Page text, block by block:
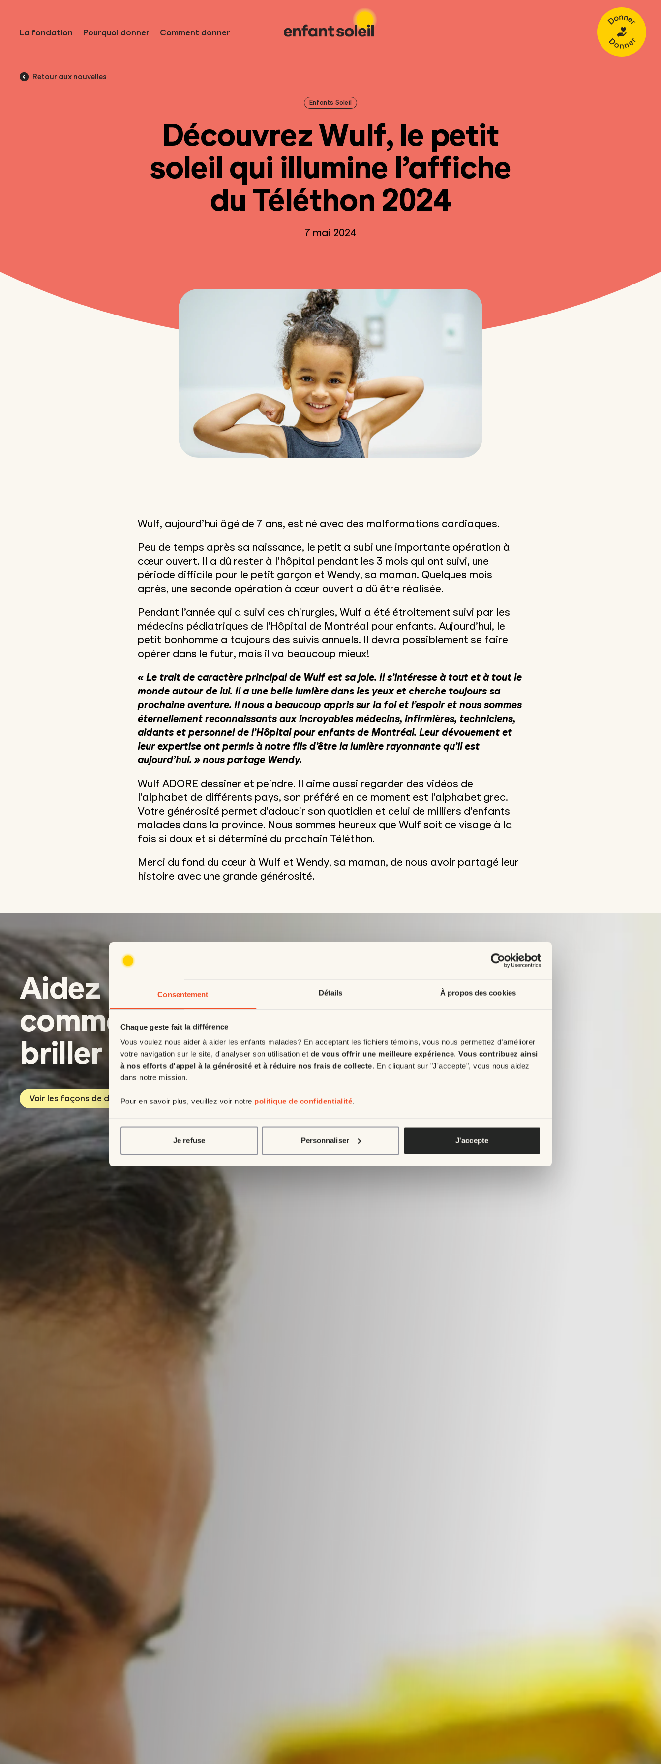
Consentement Détails À propos des cookies
Chaque geste fait la différence
Vous voulez nous aider à aider les enfants malades? En acceptant les fichiers témoins, vous nous permettez d'améliorer
votre navigation sur le site, d'analyser son utilisation et de vous offrir une meilleure expérience. Vous contribuez ainsi
à nos efforts d'appel à la générosité et à réduire nos frais de collecte. En cliquant sur "J'accepte", vous nous aidez
dans notre mission.
Pour en savoir plus, veuillez voir notre politique de confidentialité.
Je refuse Personnaliser J'accepte
La fondation Pourquoi donner Comment donner Donner
Retour aux nouvelles
Enfants Soleil
Découvrez Wulf, le petit
soleil qui illumine l’affiche
du Téléthon 2024
7 mai 2024
Wulf, aujourd’hui âgé de 7 ans, est né avec des malformations cardiaques.
Peu de temps après sa naissance, le petit a subi une importante opération à
cœur ouvert. Il a dû rester à l’hôpital pendant les 3 mois qui ont suivi, une
période difficile pour le petit garçon et Wendy, sa maman. Quelques mois
après, une seconde opération à cœur ouvert a dû être réalisée.
Pendant l’année qui a suivi ces chirurgies, Wulf a été étroitement suivi par les
médecins pédiatriques de l’Hôpital de Montréal pour enfants. Aujourd’hui, le
petit bonhomme a toujours des suivis annuels. Il devra possiblement se faire
opérer dans le futur, mais il va beaucoup mieux!
« Le trait de caractère principal de Wulf est sa joie. Il s’intéresse à tout et à tout le
monde autour de lui. Il a une belle lumière dans les yeux et cherche toujours sa
prochaine aventure. Il nous a beaucoup appris sur la foi et l’espoir et nous sommes
éternellement reconnaissants aux incroyables médecins, infirmières, techniciens,
aidants et personnel de l’Hôpital pour enfants de Montréal. Leur dévouement et
leur expertise ont permis à notre fils d’être la lumière rayonnante qu’il est
aujourd’hui. » nous partage Wendy.
Wulf ADORE dessiner et peindre. Il aime aussi regarder des vidéos de
l’alphabet de différents pays, son préféré en ce moment est l’alphabet grec.
Votre générosité permet d’adoucir son quotidien et celui de milliers d’enfants
malades dans la province. Nous sommes heureux que Wulf soit ce visage à la
fois si doux et si déterminé du prochain Téléthon.
Merci du fond du cœur à Wulf et Wendy, sa maman, de nous avoir partagé leur
histoire avec une grande générosité.
Aidez les enfants
comme Wulf à
briller de santé
Voir les façons de donner